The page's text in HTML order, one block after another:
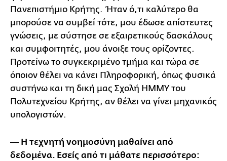
Πανεπιστήμιο Κρήτης. Ήταν ό,τι καλύτερο θα
μπορούσε να συμβεί τότε, μου έδωσε απίστευτες
γνώσεις, με σύστησε σε εξαιρετικούς δασκάλους
και συμφοιτητές, μου άνοιξε τους ορίζοντες.
Προτείνω το συγκεκριμένο τμήμα και τώρα σε
όποιον θέλει να κάνει Πληροφορική, όπως φυσικά
συστήνω και τη δική μας Σχολή ΗΜΜΥ του
Πολυτεχνείου Κρήτης, αν θέλει να γίνει μηχανικός
υπολογιστών.
― Η τεχνητή νοημοσύνη μαθαίνει από
δεδομένα. Εσείς από τι μάθατε περισσότερο: